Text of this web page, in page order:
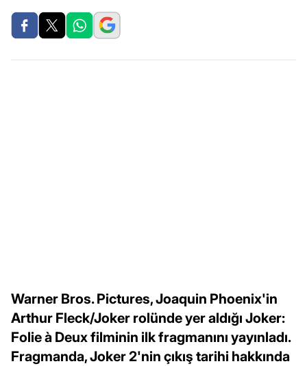
Warner Bros. Pictures, Joaquin Phoenix'in
Arthur Fleck/Joker rolünde yer aldığı Joker:
Folie à Deux filminin ilk fragmanını yayınladı.
Fragmanda, Joker 2'nin çıkış tarihi hakkında